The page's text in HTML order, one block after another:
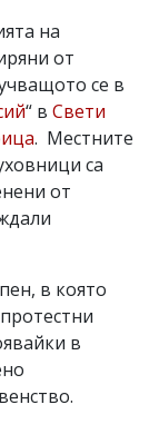
на
от
се в
“ в Свети
. Местните
са
от
в която
в